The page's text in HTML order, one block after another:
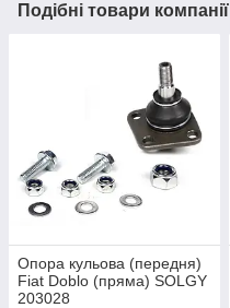
Подібні товари компанії
Опора кульова (передня)
Fiat Doblo (пряма) SOLGY
203028